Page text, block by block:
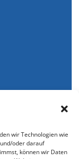
wir Technologien wie
oder darauf
können wir Daten